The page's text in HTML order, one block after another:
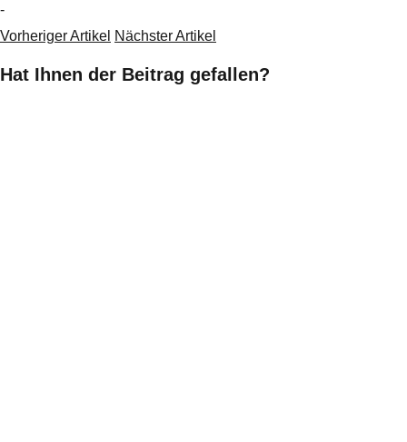
-
Vorheriger Artikel Nächster Artikel
Hat Ihnen der Beitrag gefallen?